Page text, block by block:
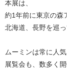
本展は、
約1年前に東京の森
北海道、長野を巡
ムーミンは常に人
展覧会も、数多く